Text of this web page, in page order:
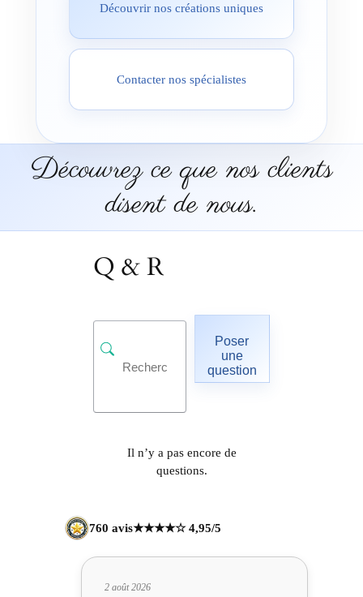
Découvrir nos créations uniques
Contacter nos spécialistes
Découvrez ce que nos clients
disent de nous.
Q & R
Poser
une
question
Il n’y a pas encore de
questions.
760 avis★★★★☆ 4,95/5
2 août 2026